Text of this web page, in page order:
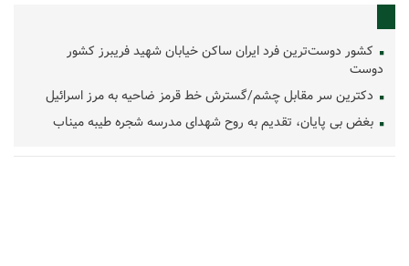
کشور دوست‌ترین فرد ایران ساکن خیابان شهید فریبرز کشور
دوست
دکترین سر مقابل چشم/گسترش خط قرمز ضاحیه به مرز اسرائیل
بغض بی پایان، تقدیم به روح شهدای مدرسه شجره طیبه میناب